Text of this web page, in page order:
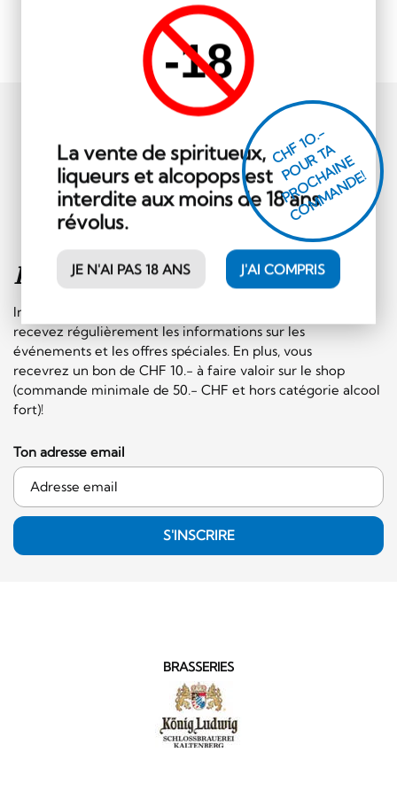
-18
La vente de spiritueux,
liqueurs et alcopops est
interdite aux moins de 18 ans
révolus.
JE N'AI PAS 18 ANS J'AI COMPRIS
Inscription à la newsletter
Inscrivez-vous sans plus tarder à notre newsletter et
recevez régulièrement les informations sur les
événements et les offres spéciales. En plus, vous
recevrez un bon de CHF 10.- à faire valoir sur le shop
(commande minimale de 50.- CHF et hors catégorie alcool
fort)!
CHF 1O.-
P
O
U
R
T
A
P
R
O
C
H
AI
N
E
C
O
M
M
A
N
D
E!
Ton adresse email
S'INSCRIRE
BRASSERIES